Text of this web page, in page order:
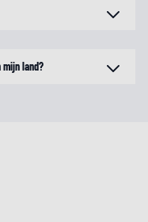
mijn land?